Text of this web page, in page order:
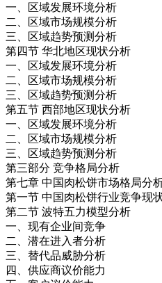
一、区域发展环境分析
二、区域市场规模分析
三、区域趋势预测分析
第四节 华北地区现状分析
一、区域发展环境分析
二、区域市场规模分析
三、区域趋势预测分析
第五节 西部地区现状分析
一、区域发展环境分析
二、区域市场规模分析
三、区域趋势预测分析
第三部分 竞争格局分析
第七章 中国肉松饼市场格局分
第一节 中国肉松饼行业竞争现
第二节 波特五力模型分析
一、现有企业间竞争
二、潜在进入者分析
三、替代品威胁分析
四、供应商议价能力